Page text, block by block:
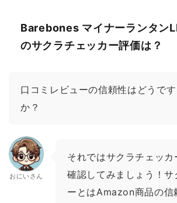
Barebones マイナーランタン
のサクラチェッカー評価は？
口コミレビューの信頼性はどうです
か？
おにいさん
それではサクラチェッカ
確認してみましょう！サ
ーとはAmazon商品の信